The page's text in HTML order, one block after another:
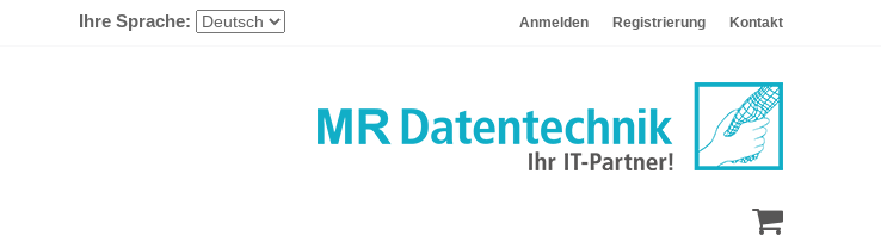
Anmelden Registrierung Kontakt
Ihre Sprache: